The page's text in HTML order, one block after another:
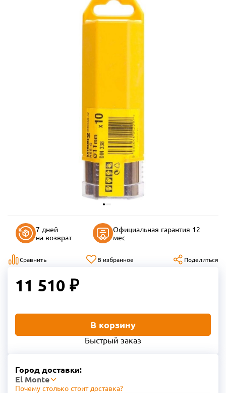
7 дней
на возврат
Официальная гарантия 12
мес
Сравнить В избранное Поделиться
11 510 ₽
В корзину
Быстрый заказ
Город доставки:
El Monte
Почему столько стоит доставка?